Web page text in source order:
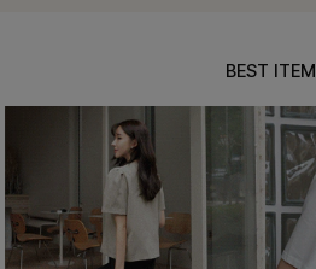
BEST ITEM